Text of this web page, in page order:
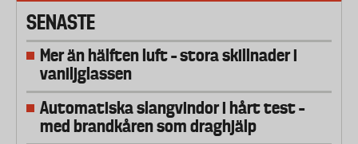
SENASTE
Mer än hälften luft – stora skillnader i
vaniljglassen
Automatiska slangvindor i hårt test –
med brandkåren som draghjälp